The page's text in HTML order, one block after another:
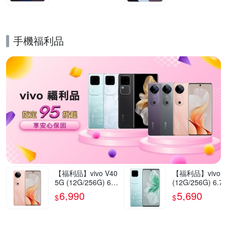
手機福利品
【福利品】vivo V40
5G (12G/256G) 6.7
8吋智慧型手機(9成
新)
$6,990
【福利品】vivo
(12G/256G)
5G智慧型手機(9
新)
$5,690